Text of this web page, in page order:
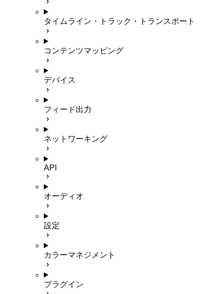
タイムライン・トラック・トランスポート
コンテンツマッピング
デバイス
フィード出力
ネットワーキング
API
オーディオ
設定
カラーマネジメント
プラグイン